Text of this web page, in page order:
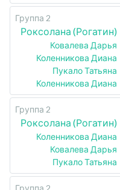
Группа 2
Роксолана (Рогатин)
Ковалева Дарья
Коленникова Диана
Пукало Татьяна
Коленникова Диана
Группа 2
Роксолана (Рогатин)
Коленникова Диана
Ковалева Дарья
Пукало Татьяна
Группа 2